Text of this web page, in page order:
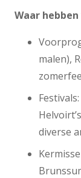
Waar
malen),
diverse